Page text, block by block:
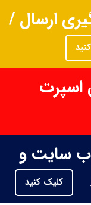
ارسال /
اسپرت
سایت و
کلیک کنید